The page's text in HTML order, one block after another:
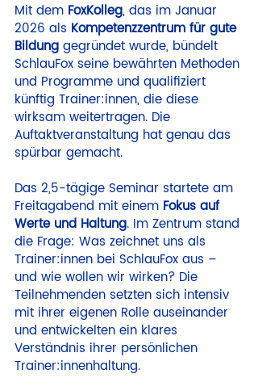
Mit dem FoxKolleg, das im Januar
2026 als Kompetenzzentrum für gute
Bildung gegründet wurde, bündelt
SchlauFox seine bewährten Methoden
und Programme und qualifiziert
künftig Trainer:innen, die diese
wirksam weitertragen. Die
Auftaktveranstaltung hat genau das
spürbar gemacht.
Das 2,5-tägige Seminar startete am
Freitagabend mit einem Fokus auf
Werte und Haltung. Im Zentrum stand
die Frage: Was zeichnet uns als
Trainer:innen bei SchlauFox aus –
und wie wollen wir wirken? Die
Teilnehmenden setzten sich intensiv
mit ihrer eigenen Rolle auseinander
und entwickelten ein klares
Verständnis ihrer persönlichen
Trainer:innenhaltung.